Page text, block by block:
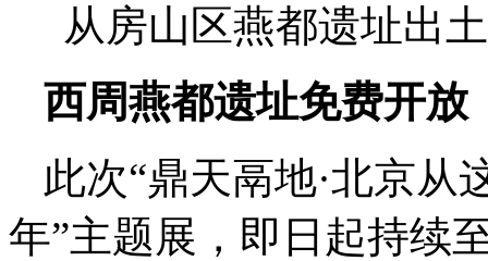
从房山区燕都遗址出
西周燕都遗址免费开放
此次“鼎天鬲地·北京
年”主题展，即日起持续